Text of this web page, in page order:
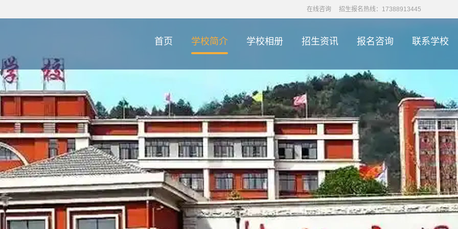
在线咨询 招生报名热线：17388913445
首页 学校简介 学校相册 招生资讯 报名咨询 联系学校